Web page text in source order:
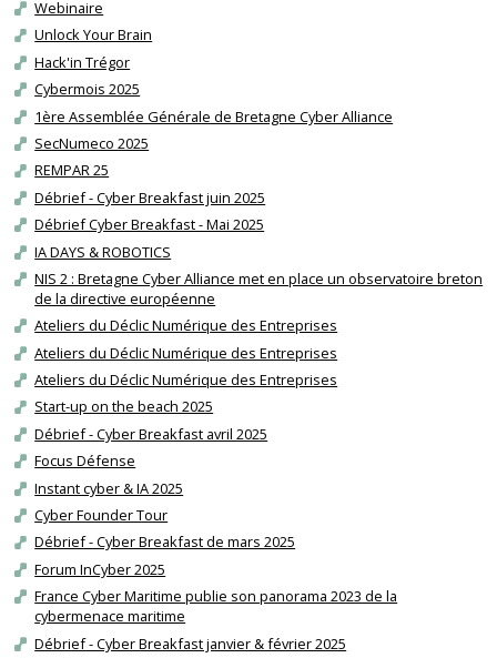
Webinaire
Unlock Your Brain
Hack'in Trégor
Cybermois 2025
1ère Assemblée Générale de Bretagne Cyber Alliance
SecNumeco 2025
REMPAR 25
Débrief - Cyber Breakfast juin 2025
Débrief Cyber Breakfast - Mai 2025
IA DAYS & ROBOTICS
NIS 2 : Bretagne Cyber Alliance met en place un observatoire breton
de la directive européenne
Ateliers du Déclic Numérique des Entreprises
Ateliers du Déclic Numérique des Entreprises
Ateliers du Déclic Numérique des Entreprises
Start-up on the beach 2025
Débrief - Cyber Breakfast avril 2025
Focus Défense
Instant cyber & IA 2025
Cyber Founder Tour
Débrief - Cyber Breakfast de mars 2025
Forum InCyber 2025
France Cyber Maritime publie son panorama 2023 de la
cybermenace maritime
Débrief - Cyber Breakfast janvier & février 2025